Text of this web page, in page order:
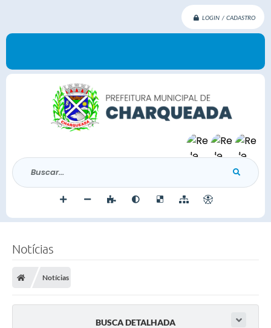
LOGIN / CADASTRO
Buscar...
Notícias
Notícias
BUSCA DETALHADA